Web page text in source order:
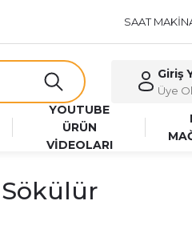
SAAT
Giriş
Üye Ol
YOUTUBE
ÜRÜN
VİDEOLARI
Sökülür